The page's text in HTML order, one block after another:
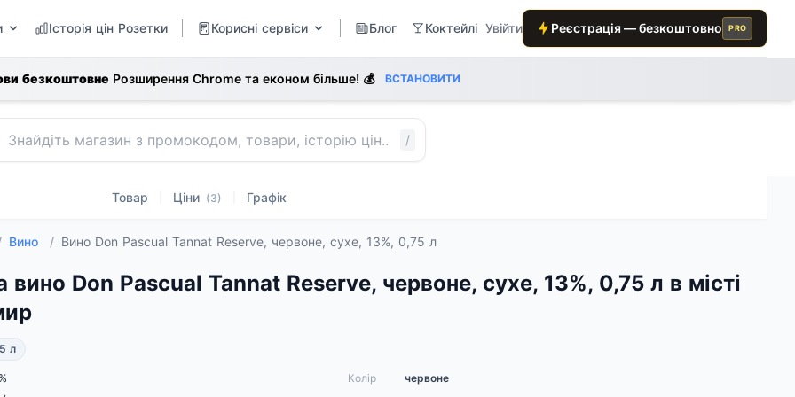
Історія цін Розетки Корисні сервіси Блог Коктейлі Увійти Реєстрація — безкоштовно PRO
безкоштовне Розширення Chrome та економ більше! 💰 ВСТАНОВИТИ
/
Товар Ціни (3) Графік
Вино / Вино Don Pascual Tannat Reserve, червоне, сухе, 13%, 0,75 л
вино Don Pascual Tannat Reserve, червоне, сухе, 13%, 0,75 л в місті
л
Колір
червоне